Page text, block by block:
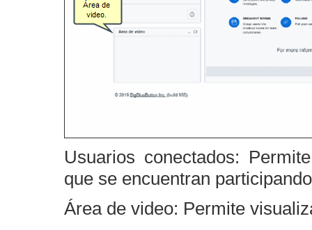
Usuarios conectados:
que se encuentran
Área de video: Permite